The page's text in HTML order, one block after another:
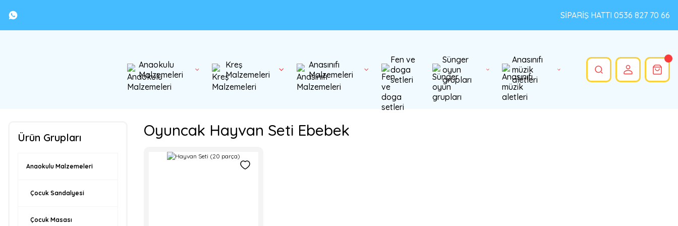
SİPARİŞ HATTI 0536 827 70 66
Anaokulu
Malzemeleri
Kreş
Malzemeleri
Anasınıfı
Malzemeleri
Fen ve
doga
setleri
Sünger
oyun
grupları
Anasınıfı
müzik
aletleri
Ürün Grupları
Anaokulu Malzemeleri
Çocuk Sandalyesi
Çocuk Masası
Oyuncak Hayvan Seti Ebebek